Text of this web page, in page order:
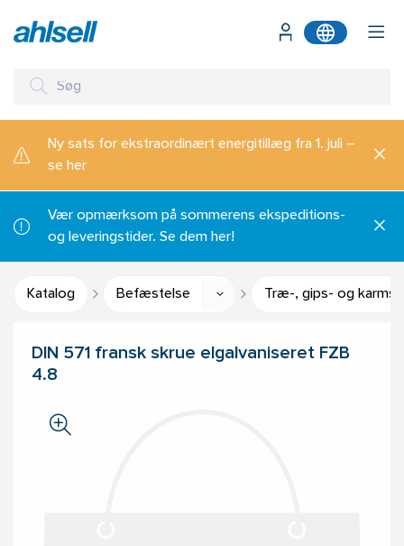
Ny sats for ekstraordinært energitillæg fra 1. juli –
se her
Vær opmærksom på sommerens ekspeditions-
og leveringstider. Se dem her!
Katalog Befæstelse Træ-, gips- og
DIN 571 fransk skrue elgalvaniseret FZB
4.8